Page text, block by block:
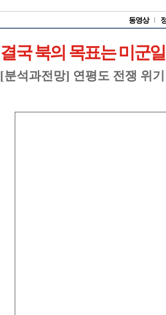
동영상
결국 북의 목표는 미군
[분석과전망] 연평도 전쟁 위